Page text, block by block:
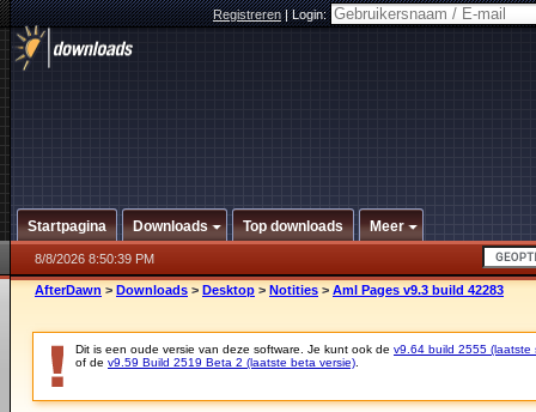
Registreren|Login:
Startpagina Downloads Top downloads Meer
8/8/2026 8:50:39 PM
AfterDawn > Downloads > Desktop > Notities > Aml Pages v9.3 build 42283
Dit is een oude versie van deze software. Je kunt ook de v9.64 build 2555 (laatste
of de v9.59 Build 2519 Beta 2 (laatste beta versie)